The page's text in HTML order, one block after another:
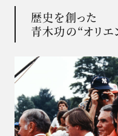
歴史を創った
青木功の“オリエ